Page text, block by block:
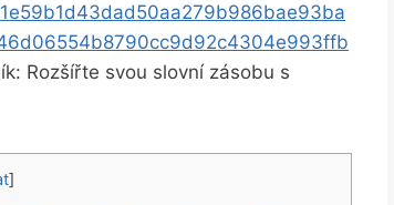
Rozšířte svou slovní zásobu s
]